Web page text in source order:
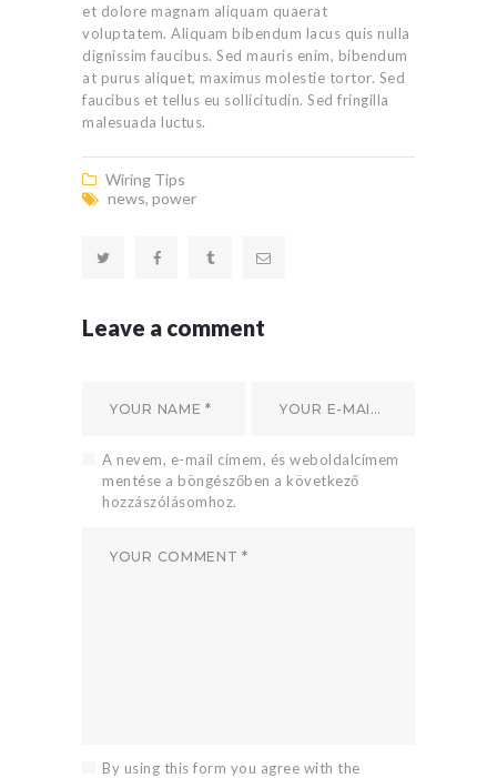
et dolore magnam aliquam quaerat
voluptatem. Aliquam bibendum lacus quis nulla
dignissim faucibus. Sed mauris enim, bibendum
at purus aliquet, maximus molestie tortor. Sed
faucibus et tellus eu sollicitudin. Sed fringilla
malesuada luctus.
Wiring Tips
news,power
Leave a comment
A nevem, e-mail címem, és weboldalcímem
mentése a böngészőben a következő
hozzászólásomhoz.
By using this form you agree with the